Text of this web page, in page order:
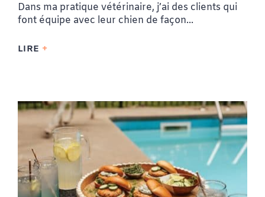
Dans ma pratique vétérinaire, j’ai des clients qui
font équipe avec leur chien de façon...
LIRE